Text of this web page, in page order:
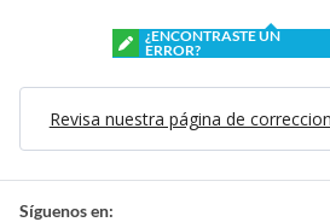
¿ENCONTRASTE UN
ERROR?
Revisa nuestra página de
Síguenos en: